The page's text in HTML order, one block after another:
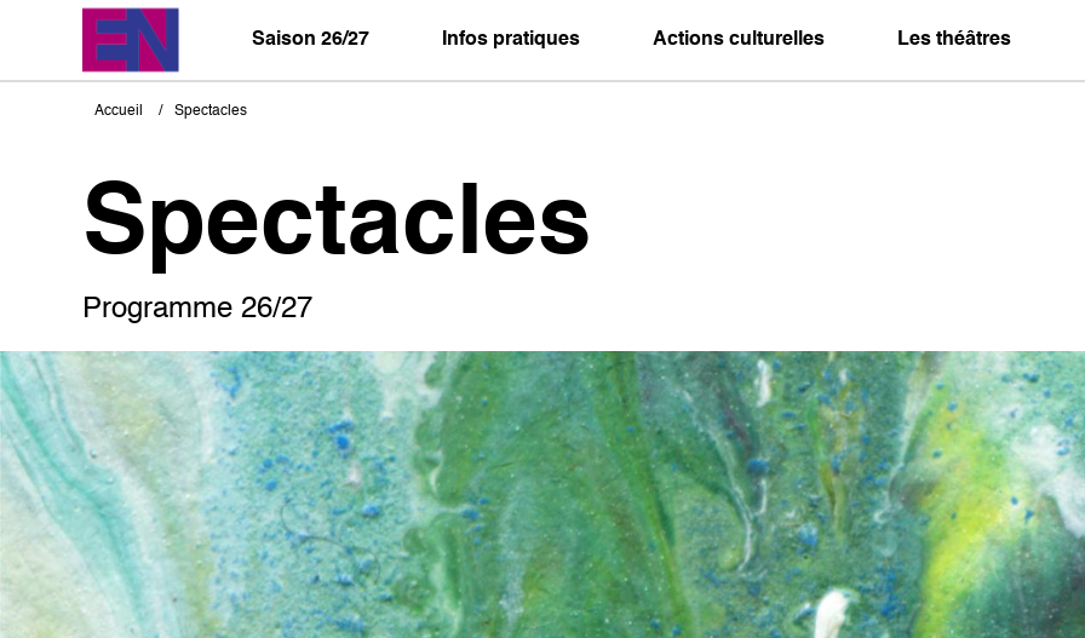
Saison 26/27 Infos pratiques Actions culturelles Les théâtres
Fil
Accueil Spectacles
Spectacles
Programme 26/27